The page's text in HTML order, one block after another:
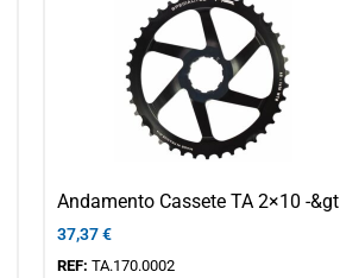
Andamento Cassete TA 2×10 -&gt
37,37€
REF: TA.170.0002